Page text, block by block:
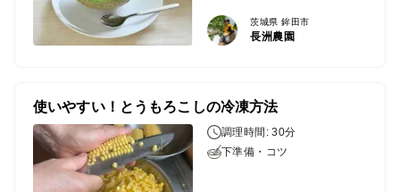
茨城県 鉾田市
長洲農園
使いやすい！とうもろこしの冷凍方法
調理時間: 30分
下準備・コツ